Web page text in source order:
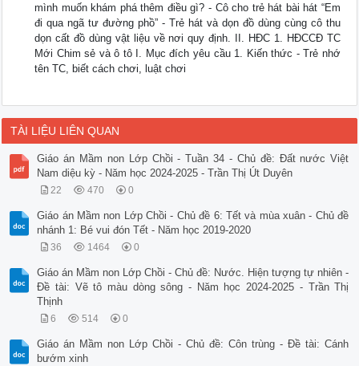
mình muốn khám phá thêm điều gì? - Cô cho trẻ hát bài hát “Em
đi qua ngã tư đường phồ” - Trẻ hát và dọn đồ dùng cùng cô thu
dọn cất đồ dùng vật liệu về nơi quy định. II. HĐC 1. HĐCCĐ TC
Mới Chim sẻ và ô tô I. Mục đích yêu cầu 1. Kiến thức - Trẻ nhớ
tên TC, biết cách chơi, luật chơi
TÀI LIỆU LIÊN QUAN
Giáo án Mầm non Lớp Chồi - Tuần 34 - Chủ đề: Đất nước Việt
Nam diệu kỳ - Năm học 2024-2025 - Trần Thị Út Duyên
22 470 0
Giáo án Mầm non Lớp Chồi - Chủ đề 6: Tết và mùa xuân - Chủ đề
nhánh 1: Bé vui đón Tết - Năm học 2019-2020
36 1464 0
Giáo án Mầm non Lớp Chồi - Chủ đề: Nước. Hiện tượng tự nhiên -
Đề tài: Vẽ tô màu dòng sông - Năm học 2024-2025 - Trần Thị
Thịnh
6 514 0
Giáo án Mầm non Lớp Chồi - Chủ đề: Côn trùng - Đề tài: Cánh
bướm xinh